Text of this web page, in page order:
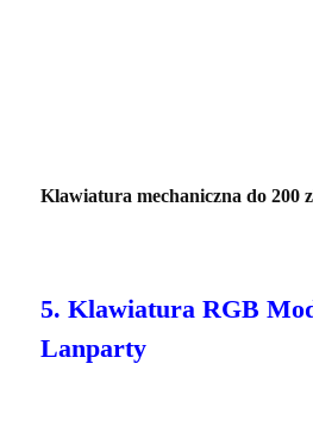
Klawiatura mechaniczna do 200
5. Klawiatura RGB
Lanparty